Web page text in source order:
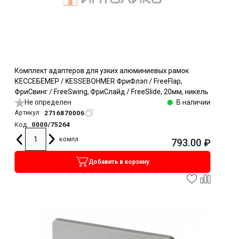
Комплект адаптеров для узких алюминиевых рамок
КЕССЕБЁМЕР / KESSEBOHMER ФриФлэп / FreeFlap,
ФриСвинг / FreeSwing, ФриСлайд / FreeSlide, 20мм, никель
Не определен
В наличии
Артикул: 2716870006
Код:
0000/75264
компл
793.00 ₽
Добавить в корзину